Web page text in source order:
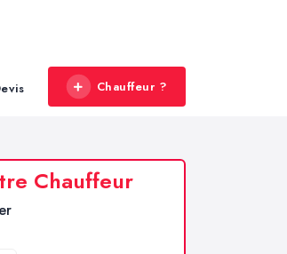
Chauffeur ?
Chauffeur